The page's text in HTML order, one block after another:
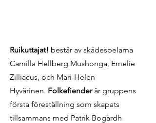
Ruikuttajat! består av skådespelarna
Camilla Hellberg Mushonga, Emelie
Zilliacus, och Mari-Helen
Hyvärinen. Folkefienderär gruppens
första föreställning som skapats
tillsammans med Patrik Bogårdh